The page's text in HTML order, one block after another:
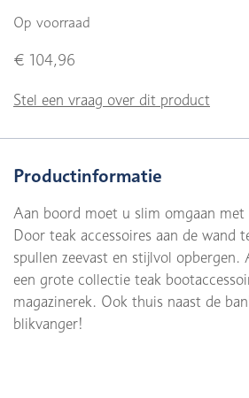
Op voorraad
€ 104,96
Stel een vraag over dit product
Productinformatie
Aan boord moet u slim omgaan
Door teak accessoires aan de wand
spullen zeevast en stijlvol opbergen.
een grote collectie teak
magazinerek. Ook thuis naast de
blikvanger!